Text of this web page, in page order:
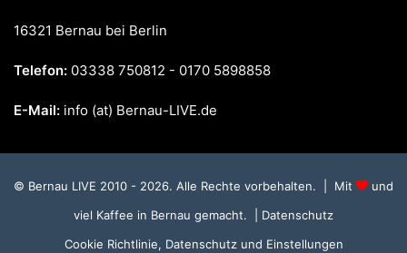
16321 Bernau bei Berlin
Telefon: 03338 750812 - 0170 5898858
E-Mail: info (at) Bernau-LIVE.de
© Bernau LIVE 2010 - 2026. Alle Rechte vorbehalten. | Mit
und
viel Kaffee in Bernau gemacht.
| Datenschutz
Cookie Richtlinie, Datenschutz und Einstellungen